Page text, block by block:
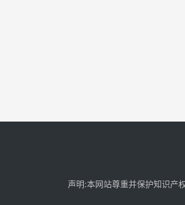
声明:本网站尊重并保护知识产